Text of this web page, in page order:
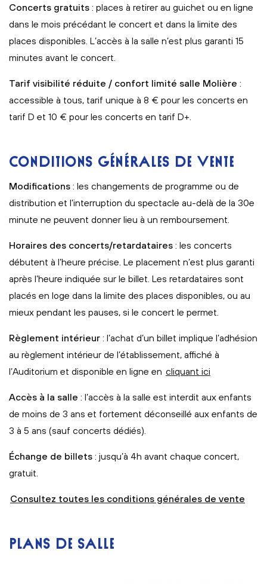
Concerts gratuits : places à retirer au guichet ou en ligne
dans le mois précédant le concert et dans la limite des
places disponibles. L’accès à la salle n’est plus garanti 15
minutes avant le concert.
Tarif visibilité réduite / confort limité salle Molière :
accessible à tous, tarif unique à 8 € pour les concerts en
tarif D et 10 € pour les concerts en tarif D+.
CONDITIONS GÉNÉRALES DE VENTE
Modifications : les changements de programme ou de
distribution et l’interruption du spectacle au-delà de la 30e
minute ne peuvent donner lieu à un remboursement.
Horaires des concerts/retardataires : les concerts
débutent à l’heure précise. Le placement n’est plus garanti
après l’heure indiquée sur le billet. Les retardataires sont
placés en loge dans la limite des places disponibles, ou au
mieux pendant les pauses, si le concert le permet.
Règlement intérieur : l’achat d’un billet implique l’adhésion
au règlement intérieur de l’établissement, affiché à
l’Auditorium et disponible en ligne en cliquant ici
Accès à la salle : l’accès à la salle est interdit aux enfants
de moins de 3 ans et fortement déconseillé aux enfants de
3 à 5 ans (sauf concerts dédiés).
Échange de billets : jusqu’à 4h avant chaque concert,
gratuit.
Consultez toutes les conditions générales de vente
PLANS DE SALLE